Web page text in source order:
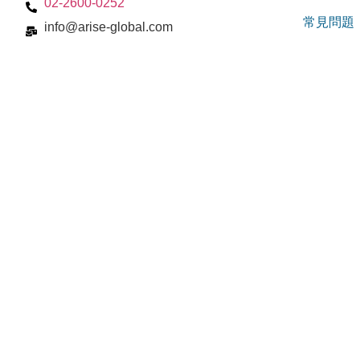
02-2600-0252
info@arise-global.com
常見問題